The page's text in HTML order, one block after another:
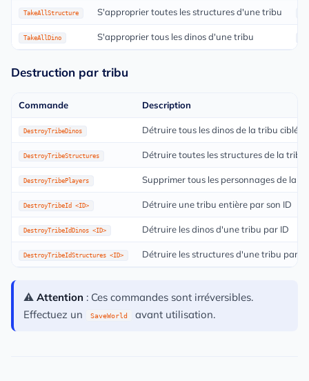
TakeAllStructure S'approprier toutes les structures d'une tribu
TakeAllDino S'approprier tous les dinos d'une tribu
Destruction par tribu
Commande Description
DestroyTribeDinos Détruire tous les dinos de la tribu ciblée
DestroyTribeStructures Détruire toutes les structures de la tribu
DestroyTribePlayers Supprimer tous les personnages de la
DestroyTribeId <ID> Détruire une tribu entière par son ID
DestroyTribeIdDinos <ID> Détruire les dinos d'une tribu par ID
DestroyTribeIdStructures <ID> Détruire les structures d'une tribu par ID
⚠️ Attention : Ces commandes sont irréversibles.
Effectuez un
SaveWorld avant utilisation.